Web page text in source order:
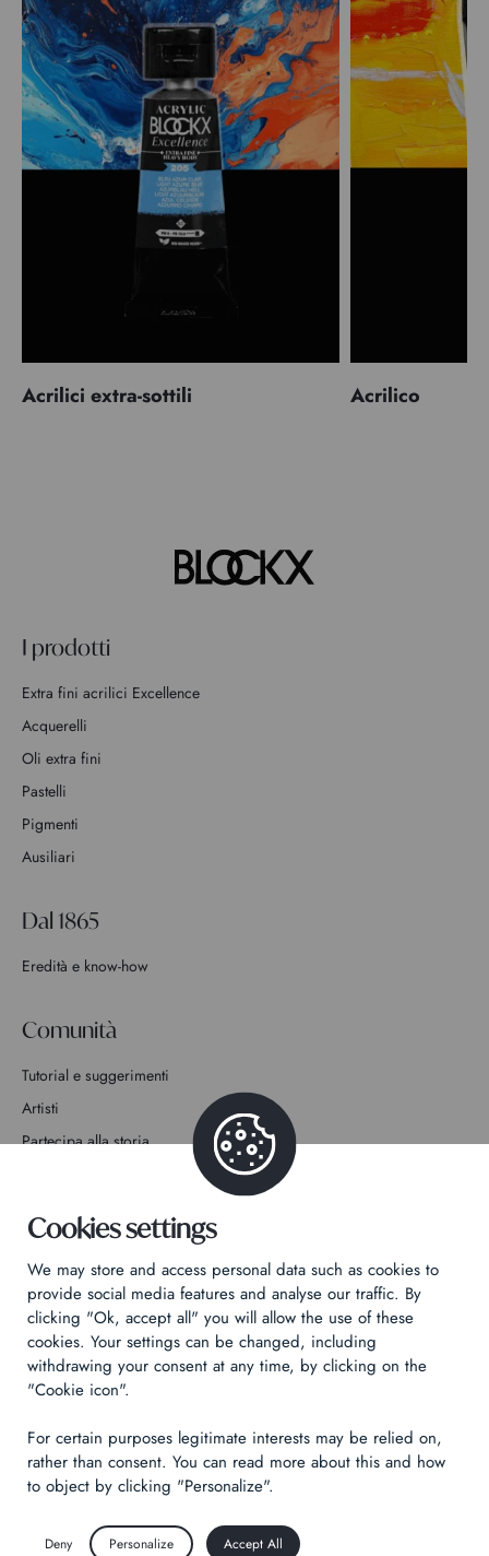
Acrilici extra-sottili Acrilico
I prodotti
Extra fini acrilici Excellence
Acquerelli
Oli extra fini
Pastelli
Pigmenti
Ausiliari
Dal 1865
Eredità e know-how
Comunità
Tutorial e suggerimenti
Artisti
Partecipa alla storia
Informativa sulla privacy
Informazioni legali
Technical & Legal informations
Made byIzhak
Cookies settings
We may store and access personal data such as cookies to
provide social media features and analyse our traffic. By
clicking "Ok, accept all" you will allow the use of these
cookies. Your settings can be changed, including
withdrawing your consent at any time, by clicking on the
"Cookie icon".
For certain purposes legitimate interests may be relied on,
rather than consent. You can read more about this and how
to object by clicking "Personalize".
Deny Personalize Accept All